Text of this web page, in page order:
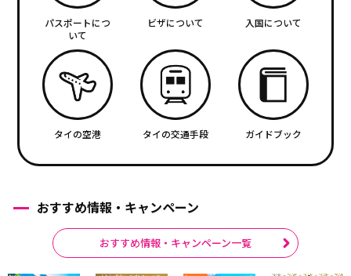
パスポートにつ
いて
ビザについて 入国について
タイの空港 タイの交通手段 ガイドブック
おすすめ情報・キャンペーン
おすすめ情報・キャンペーン一覧